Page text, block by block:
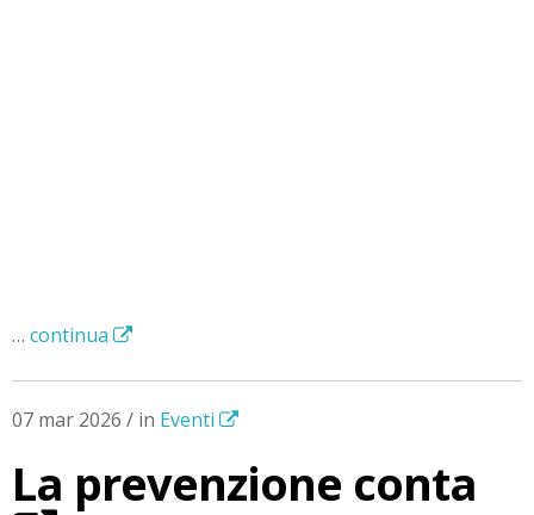
… continua
07 mar 2026 / in Eventi
La prevenzione conta